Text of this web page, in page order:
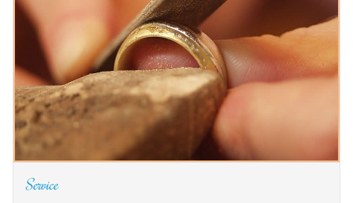
Service